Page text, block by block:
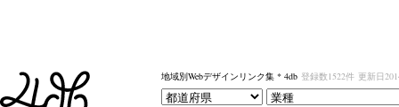
地域別Webデザインリンク集 * 4db 登録数1522件 更新日